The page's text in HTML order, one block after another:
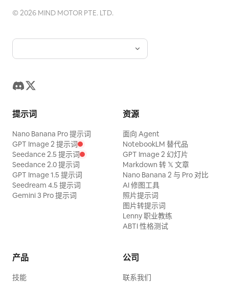
©2026 MIND MOTOR PTE. LTD.
提示词
Nano Banana Pro 提示词
GPT Image 2 提示词
Seedance 2.5 提示词
Seedance 2.0 提示词
GPT Image 1.5 提示词
Seedream 4.5 提示词
Gemini 3 Pro 提示词
资源
面向 Agent
NotebookLM 替代品
GPT Image 2 幻灯片
Markdown 转 𝕏 文章
Nano Banana 2 与 Pro 对比
AI 修图工具
照片提示词
图片转提示词
Lenny 职业教练
ABTI 性格测试
产品
技能
公司
联系我们